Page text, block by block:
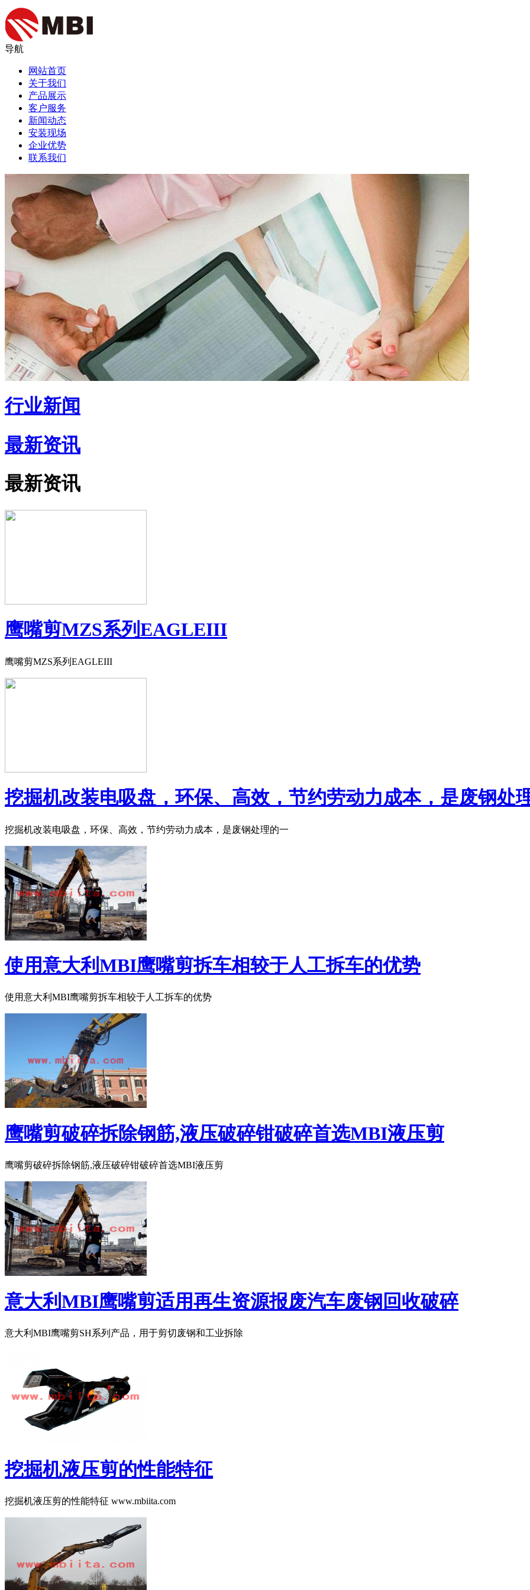
导航
网站首页
关于我们
产品展示
客户服务
新闻动态
安装现场
企业优势
联系我们
行业新闻
最新资讯
最新资讯
鹰嘴剪MZS系列EAGLEIII
鹰嘴剪MZS系列EAGLEIII
挖掘机改装电吸盘，环保、高效，节约劳动力成本，是废钢处
挖掘机改装电吸盘，环保、高效，节约劳动力成本，是废钢处理的一
使用意大利MBI鹰嘴剪拆车相较于人工拆车的优势
使用意大利MBI鹰嘴剪拆车相较于人工拆车的优势
鹰嘴剪破碎拆除钢筋,液压破碎钳破碎首选MBI液压剪
鹰嘴剪破碎拆除钢筋,液压破碎钳破碎首选MBI液压剪
意大利MBI鹰嘴剪适用再生资源报废汽车废钢回收破碎
意大利MBI鹰嘴剪SH系列产品，用于剪切废钢和工业拆除
挖掘机液压剪的性能特征
挖掘机液压剪的性能特征 www.mbiita.com